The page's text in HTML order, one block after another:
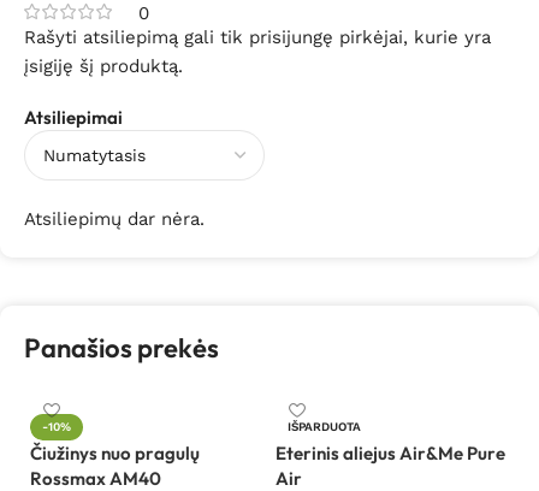
0
Atsiliepimai
Atsiliepimų dar nėra.
Rašyti atsiliepimą gali tik prisijungę pirkėjai, kurie yra
įsigiję šį produktą.
Panašios prekės
-10%
Čiužinys nuo pragulų
Rossmax AM40
IŠPARDUOTA
Eterinis aliejus Air&Me Pure
Air